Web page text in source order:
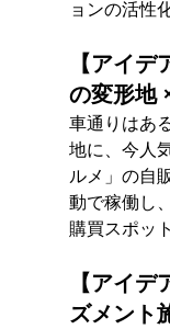
ョンの活性
【アイ
の変形地
車通りはあ
地に、今人
ルメ」の自
動で稼働し
購買スポッ
【アイ
ズメント